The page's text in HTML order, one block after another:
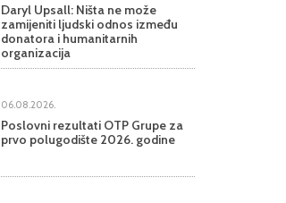
Daryl Upsall: Ništa ne može
zamijeniti ljudski odnos između
donatora i humanitarnih
organizacija
06.08.2026.
Poslovni rezultati OTP Grupe za
prvo polugodište 2026. godine